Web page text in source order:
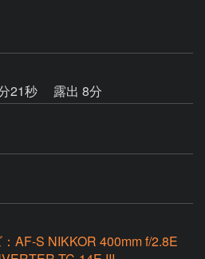
21秒
露出 8分
AF-S NIKKOR 400mm f/2.8E